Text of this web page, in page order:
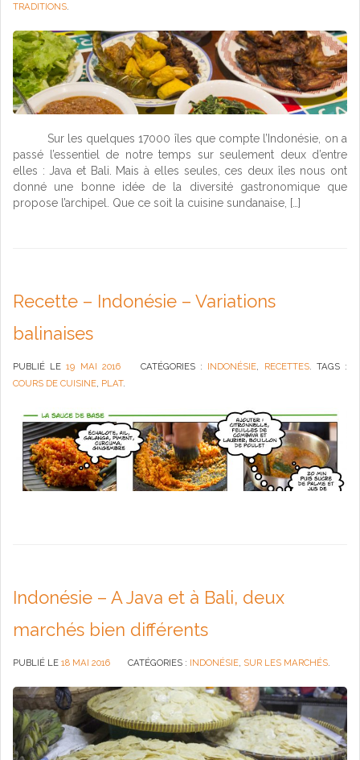
TRADITIONS.
Sur les quelques 17000 îles que compte l’Indonésie, on a
passé l’essentiel de notre temps sur seulement deux d’entre
elles : Java et Bali. Mais à elles seules, ces deux îles nous ont
donné une bonne idée de la diversité gastronomique que
propose l’archipel. Que ce soit la cuisine sundanaise, […]
Recette – Indonésie – Variations
balinaises
PUBLIÉ LE19 MAI 2016 CATÉGORIES : INDONÉSIE, RECETTES. TAGS :
COURS DE CUISINE, PLAT.
Indonésie – A Java et à Bali, deux
marchés bien différents
PUBLIÉ LE 18 MAI 2016 CATÉGORIES : INDONÉSIE, SUR LES MARCHÉS.